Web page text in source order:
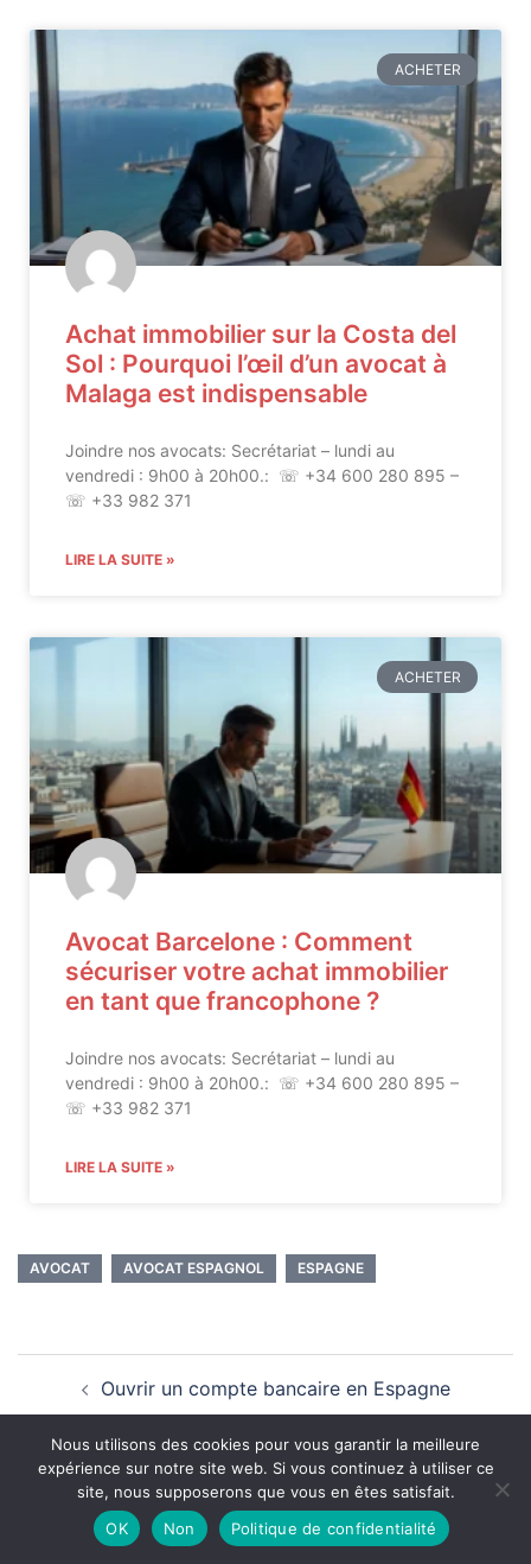
ACHETER
Achat immobilier sur la Costa del
Sol : Pourquoi l’œil d’un avocat à
Malaga est indispensable
Joindre nos avocats: Secrétariat – lundi au
vendredi : 9h00 à 20h00.: ☏ +34 600 280 895 –
☏ +33 982 371
LIRE LA SUITE »
ACHETER
Avocat Barcelone : Comment
sécuriser votre achat immobilier
en tant que francophone ?
Joindre nos avocats: Secrétariat – lundi au
vendredi : 9h00 à 20h00.: ☏ +34 600 280 895 –
☏ +33 982 371
LIRE LA SUITE »
AVOCAT AVOCAT ESPAGNOL ESPAGNE
Ouvrir un compte bancaire en Espagne
Météo en Espagne climat agréable toute l’année
Nous utilisons des cookies pour vous garantir la meilleure
expérience sur notre site web. Si vous continuez à utiliser ce
site, nous supposerons que vous en êtes satisfait.
OK
Non Politique de confidentialité